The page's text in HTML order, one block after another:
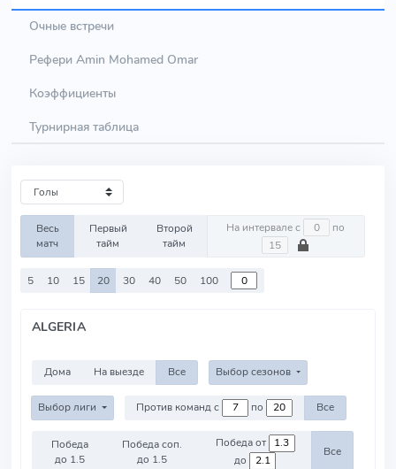
Очные встречи
Рефери Amin Mohamed Omar
Коэффициенты
Турнирная таблица
Весь
матч
Первый
тайм
Второй
тайм
На интервале с по
5 10 15 20 30 40 50 100
ALGERIA
Дома На выезде Все Выбор сезонов
Выбор лиги Против команд с по Все
Победа
до 1.5
Победа соп.
до 1.5
Победа от
до
Все